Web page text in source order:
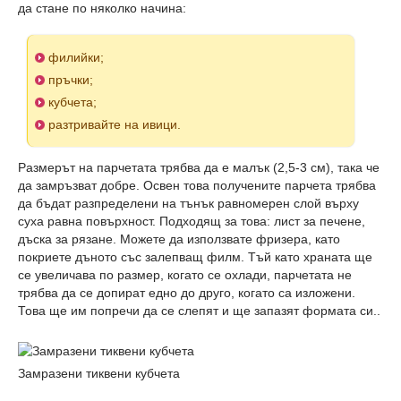
да стане по няколко начина:
филийки;
пръчки;
кубчета;
разтривайте на ивици.
Размерът на парчетата трябва да е малък (2,5-3 см), така че
да замръзват добре. Освен това получените парчета трябва
да бъдат разпределени на тънък равномерен слой върху
суха равна повърхност. Подходящ за това: лист за печене,
дъска за рязане. Можете да използвате фризера, като
покриете дъното със залепващ филм. Тъй като храната ще
се увеличава по размер, когато се охлади, парчетата не
трябва да се допират едно до друго, когато са изложени.
Това ще им попречи да се слепят и ще запазят формата си..
Замразени тиквени кубчета